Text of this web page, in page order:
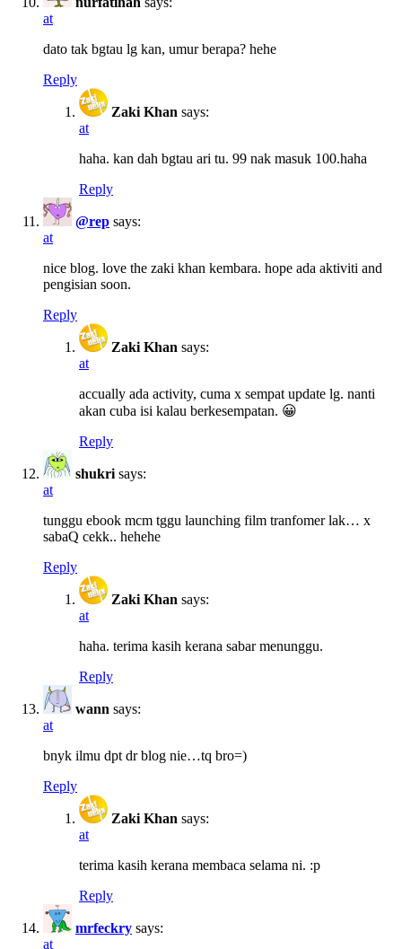
at
dato tak bgtau lg kan, umur berapa? hehe
Reply
Zaki Khan says:
at
haha. kan dah bgtau ari tu. 99 nak masuk 100.haha
Reply
@rep says:
at
nice blog. love the zaki khan kembara. hope ada aktiviti and
pengisian soon.
Reply
Zaki Khan says:
at
accually ada activity, cuma x sempat update lg. nanti
akan cuba isi kalau berkesempatan. 😀
Reply
shukri says:
at
tunggu ebook mcm tggu launching film tranfomer lak… x
sabaQ cekk.. hehehe
Reply
Zaki Khan says:
at
haha. terima kasih kerana sabar menunggu.
Reply
wann says:
at
bnyk ilmu dpt dr blog nie…tq bro=)
Reply
Zaki Khan says:
at
terima kasih kerana membaca selama ni. :p
Reply
mrfeckry says:
at